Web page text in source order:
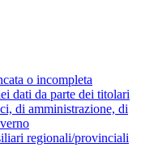
o incompleta
dati da parte dei titolari
di amministrazione, di
regionali/provinciali